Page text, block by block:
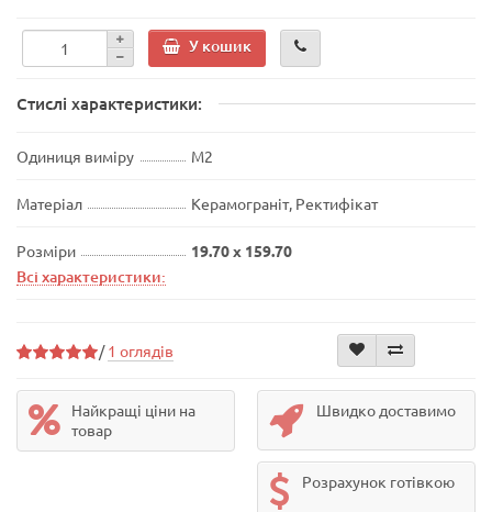
У кошик
Стислі характеристики:
Одиниця виміру М2
Матеріал Керамограніт, Ректифікат
Розміри 19.70 x 159.70
Всі характеристики:
/1 оглядів
Найкращі ціни на
товар
Швидко доставимо
Розрахунок готівкою